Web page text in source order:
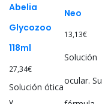
Abelia
Glycozoo
118ml
27,34€
Solución ótica
y
Neo
13,13€
Solución
ocular. Su